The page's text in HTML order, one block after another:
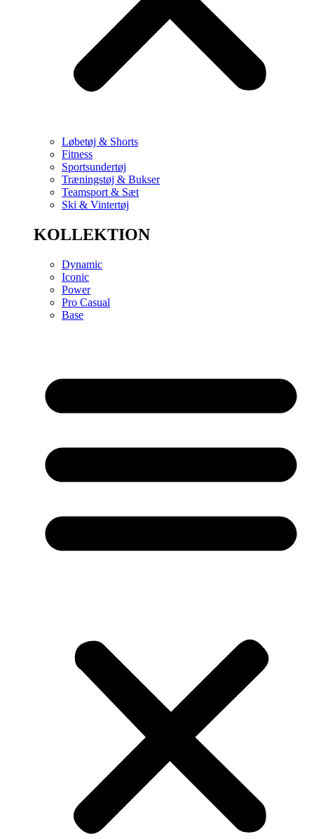
Løbetøj & Shorts
Fitness
Sportsundertøj
Træningstøj & Bukser
Teamsport & Sæt
Ski & Vintertøj
KOLLEKTION
Dynamic
Iconic
Power
Pro Casual
Base